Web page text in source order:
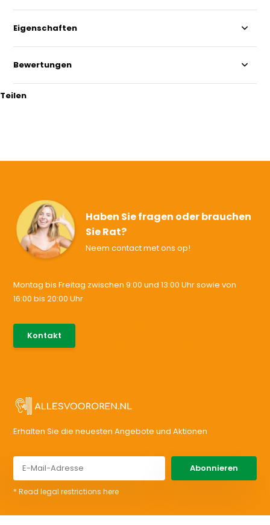
Eigenschaften
Bewertungen
Teilen
Haben Sie fragen oder brauchen
Sie Rat?
Neem contact met ons op!
Montag bis Freitag zwischen 9:00 und 13:00 Uhr sowie von
16:00 bis 20:00 Uhr
Kontakt
Erhalten Sie die neuesten Angebote und Aktionen
Abonnieren
* Read legal restrictions here